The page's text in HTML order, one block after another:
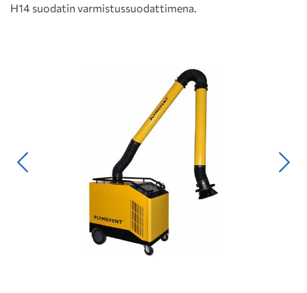
H14 suodatin varmistussuodattimena.
Edellinen